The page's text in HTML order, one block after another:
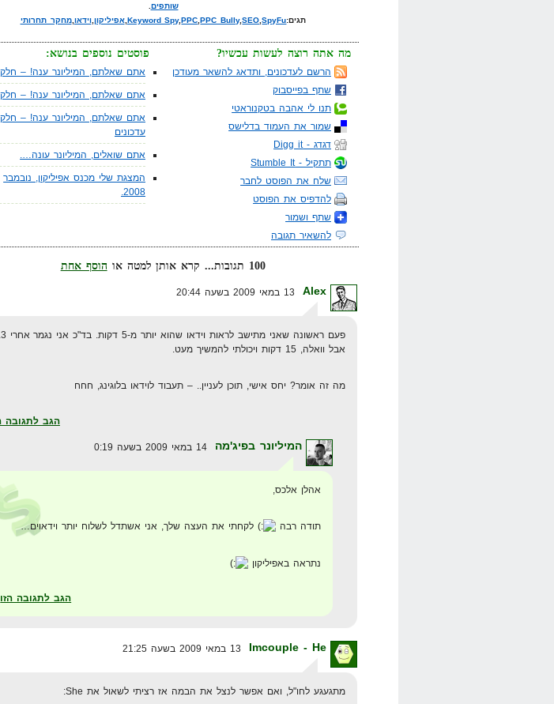
שותפים
תגים:
Keyword Spy,PPC ,PPC Bully,SEO ,SpyFu
,אפיליקון ,וידאו ,מחקר תחרותי
פוסטים נוספים בנושא:
אתם שאלתם, המיליונר ענה! –
אתם שאלתם, המיליונר ענה! –
אתם שאלתם, המיליונר ענה! –
עדכונים
אתם שואלים, המיליונר עונה….
המצגת שלי מכנס אפיליקון, נובמבר
2008.
מה אתה רוצה לעשות עכשיו?
הרשם לעדכונים, ותדאג להשאר מעודכן
שתף בפייסבוק
תנו לי אהבה בטקנוראטי
שמור את העמוד בדלישס
דגדג - Digg it
תתקיל - Stumble It
שלח את הפוסט לחבר
להדפיס את הפוסט
שתף ושמור
להשאיר תגובה
100 תגובות... קרא אותן למטה או
הוסף אחת
Alex
פעם ראשונה שאני מתישב לראות וידאו שהוא יותר מ-5 דקות. בד"כ אני נגמר אחרי 3.
אבל וואלה, 15 דקות ויכולתי להמשיך מעט.
מה זה אומר? יחס אישי, תוכן לעניין.. – תעבוד לוידאו בלוגינג, חחח
הגב לתגובה
המיליונר בפיג'מה
אהלן אלכס,
תודה רבה לקחתי את העצה שלך, אני אשתדל לשלוח יותר וידאוים…
נתראה באפיליקון
הגב לתגובה הזו
Imcouple - He
מתגעגע לחו"ל, ואם אפשר לנצל את הבמה אז רציתי לשאול את She: